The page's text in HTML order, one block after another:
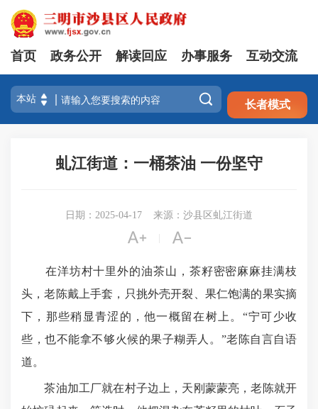
注册 登录
首页 政务公开 解读回应 办事服务 互动交流
 长者模式
虬江街道：一桶茶油 一份坚守
日期：2025-04-17 来源：沙县区虬江街道
 
在洋坊村十里外的油茶山，茶籽密密麻麻挂满枝
头，老陈戴上手套，只挑外壳开裂、果仁饱满的果实摘
下，那些稍显青涩的，他一概留在树上。“宁可少收
些，也不能拿不够火候的果子糊弄人。”老陈自言自语
道。​
茶油加工厂就在村子边上，天刚蒙蒙亮，老陈就开